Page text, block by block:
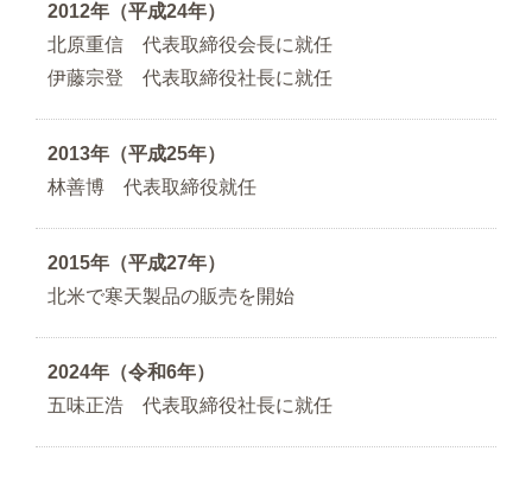
2012年（平成24年）
北原重信 代表取締役会長に就任
伊藤宗登 代表取締役社長に就任
2013年（平成25年）
林善博 代表取締役就任
2015年（平成27年）
北米で寒天製品の販売を開始
2024年（令和6年）
五味正浩 代表取締役社長に就任